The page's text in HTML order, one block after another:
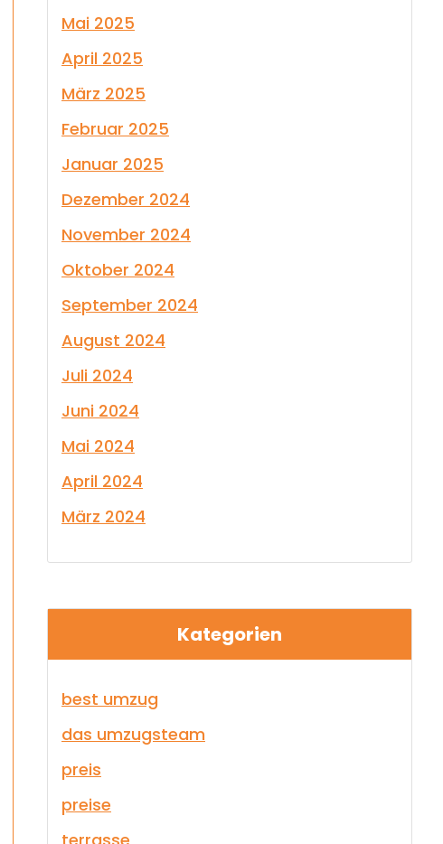
Mai 2025
April 2025
März 2025
Februar 2025
Januar 2025
Dezember 2024
November 2024
Oktober 2024
September 2024
August 2024
Juli 2024
Juni 2024
Mai 2024
April 2024
März 2024
Kategorien
best umzug
das umzugsteam
preis
preise